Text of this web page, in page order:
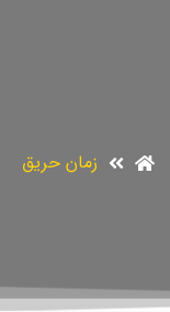
زمان حریق